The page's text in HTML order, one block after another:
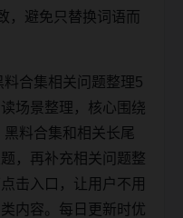
，避免只替换词语而
合集相关问题整理5
场景整理，核心围绕
料合集和相关长尾
，再补充相关问题整
击入口，让用户不用
内容。每日更新时优